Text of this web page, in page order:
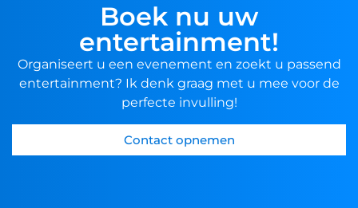
Boek nu uw
entertainment!
Organiseert u een evenement en zoekt u passend
entertainment? Ik denk graag met u mee voor de
perfecte invulling!
Contact opnemen